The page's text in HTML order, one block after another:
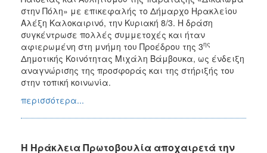
στην Πόλη» με επικεφαλής το Δήμαρχο Ηρακλείου
Αλέξη Καλοκαιρινό, την Κυριακή 8/3. Η δράση
συγκέντρωσε πολλές συμμετοχές και ήταν
αφιερωμένη στη μνήμη του Προέδρου της 3ης
Δημοτικής Κοινότητας Μιχάλη Βάμβουκα, ως ένδειξη
αναγνώρισης της προσφοράς και της στήριξής του
στην τοπική κοινωνία.
περισσότερα...
H Ηράκλεια Πρωτοβουλία αποχαιρετά την